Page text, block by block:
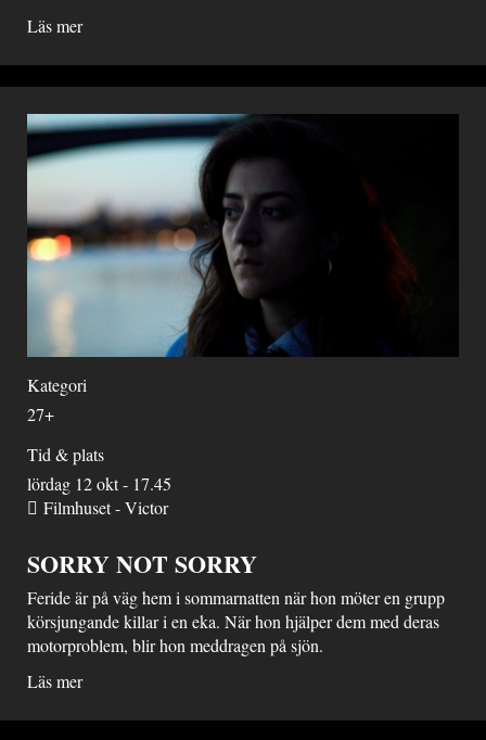
Läs mer
Kategori
27+
Tid & plats
lördag 12 okt - 17.45
Filmhuset - Victor
SORRY NOT SORRY
Feride är på väg hem i sommarnatten när hon möter en grupp
körsjungande killar i en eka. När hon hjälper dem med deras
motorproblem, blir hon meddragen på sjön.
Läs mer